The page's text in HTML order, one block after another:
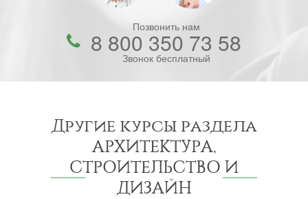
Позвонить нам
8 800 350 73 58
Звонок бесплатный
Другие курсы раздела
АРХИТЕКТУРА,
СТРОИТЕЛЬСТВО И
ДИЗАЙН